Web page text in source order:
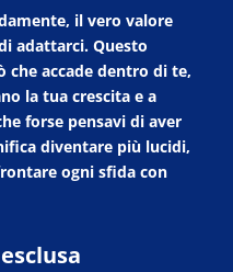
il vero valore
adattarci. Questo
che accade dentro di te,
la tua crescita e a
forse pensavi di aver
diventare più lucidi,
ogni sfida con